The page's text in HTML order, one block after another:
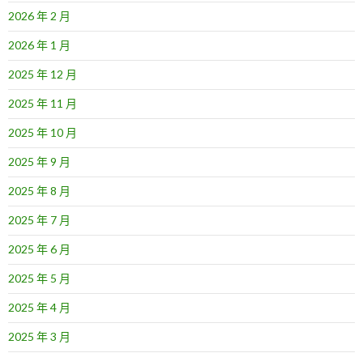
2026 年 2 月
2026 年 1 月
2025 年 12 月
2025 年 11 月
2025 年 10 月
2025 年 9 月
2025 年 8 月
2025 年 7 月
2025 年 6 月
2025 年 5 月
2025 年 4 月
2025 年 3 月